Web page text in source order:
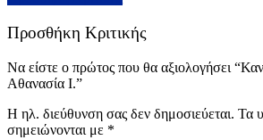
Προσθήκη Κριτικής
Να είστε ο πρώτος που θα αξιολογήσει
Αθανασία Ι.”
Η ηλ. διεύθυνση σας δεν δημοσιεύεται. Τα
σημειώνονται με *